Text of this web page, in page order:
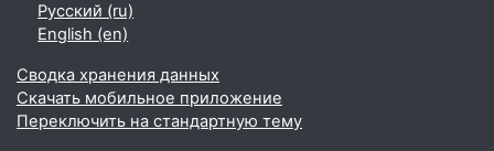
Русский ‎(ru)‎
English ‎(en)‎
Сводка хранения данных
Скачать мобильное приложение
Переключить на стандартную тему